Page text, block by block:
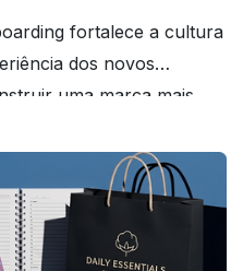
fortalece a cultura
dos novos
uma marca mais